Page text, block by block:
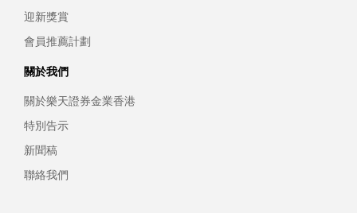
迎新獎賞
會員推薦計劃
關於我們
關於樂天證券金業香港
特別告示
新聞稿
聯絡我們